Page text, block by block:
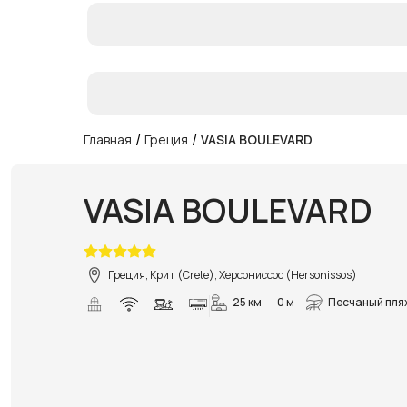
Главная / Греция / VASIA BOULEVARD
VASIA BOULEVARD
Греция, Крит (Crete), Херсониссос (Hersonissos)
25 км
0 м Песчаный